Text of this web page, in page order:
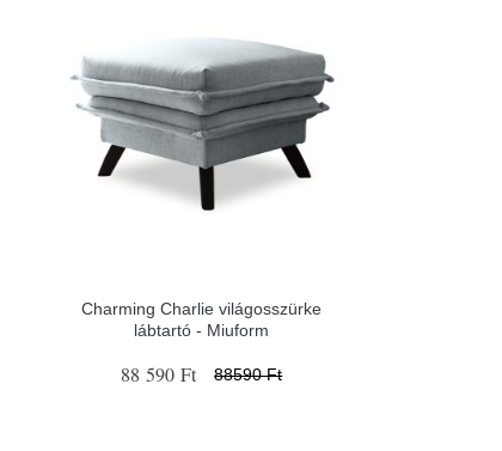
Charming Charlie világosszürke
lábtartó - Miuform
88 590 Ft 88590 Ft